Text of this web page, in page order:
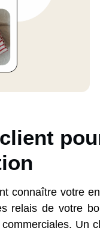
connaître votre
relais de votre
Un